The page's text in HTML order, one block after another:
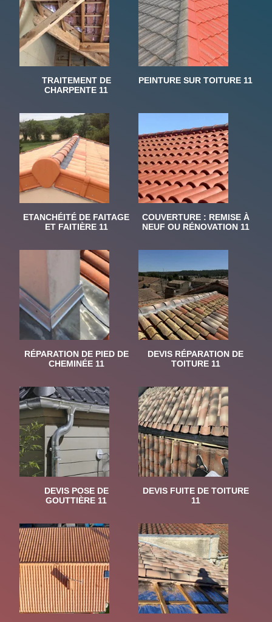
TRAITEMENT DE
CHARPENTE 11
PEINTURE SUR TOITURE 11
ETANCHÉITÉ DE FAITAGE
ET FAITIÈRE 11
COUVERTURE : REMISE À
NEUF OU RÉNOVATION 11
RÉPARATION DE PIED DE
CHEMINÉE 11
DEVIS RÉPARATION DE
TOITURE 11
DEVIS POSE DE
GOUTTIÈRE 11
DEVIS FUITE DE TOITURE
11